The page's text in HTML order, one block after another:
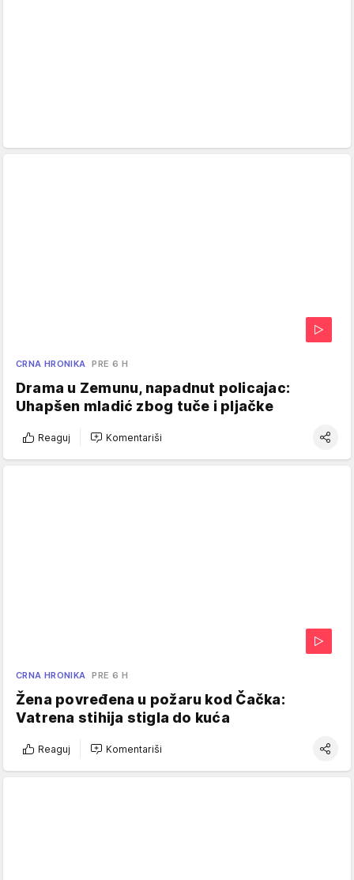
CRNA HRONIKA PRE 6 H
Drama u Zemunu, napadnut policajac:
Uhapšen mladić zbog tuče i pljačke
Reaguj Komentariši
CRNA HRONIKA PRE 6 H
Žena povređena u požaru kod Čačka:
Vatrena stihija stigla do kuća
Reaguj Komentariši